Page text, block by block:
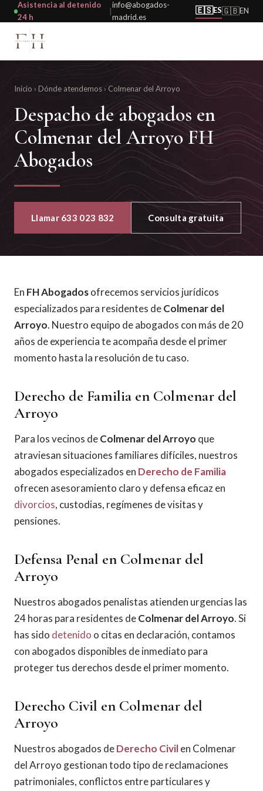
Asistencia al detenido
24 h
|
info@abogados-
madrid.es
🇪🇸ES🇬🇧EN
Inicio › Dónde atendemos › Colmenar del Arroyo
Despacho de abogados en
Colmenar del Arroyo FH
Abogados
Llamar 633 023 832 Consulta gratuita
En FH Abogadosofrecemos servicios jurídicos
especializados para residentes deColmenar del
Arroyo. Nuestro equipo de abogados con más de 20
años de experiencia te acompaña desde el primer
momento hasta la resolución de tu caso.
Derecho de Familia en Colmenar del
Arroyo
Para los vecinos deColmenar del Arroyo que
atraviesan situaciones familiares difíciles, nuestros
abogados especializados en Derecho de Familia
ofrecen asesoramiento claro y defensa eficaz en
divorcios, custodias, regímenes de visitas y
pensiones.
Defensa Penal en Colmenar del
Arroyo
Nuestros abogados penalistas atienden urgencias las
24 horas para residentes deColmenar del Arroyo. Si
has sido detenido o citas en declaración, contamos
con abogados disponibles de inmediato para
proteger tus derechos desde el primer momento.
Derecho Civil en Colmenar del
Arroyo
Nuestros abogados deDerecho Civilen Colmenar
del Arroyo gestionan todo tipo de reclamaciones
patrimoniales, conflictos entre particulares y